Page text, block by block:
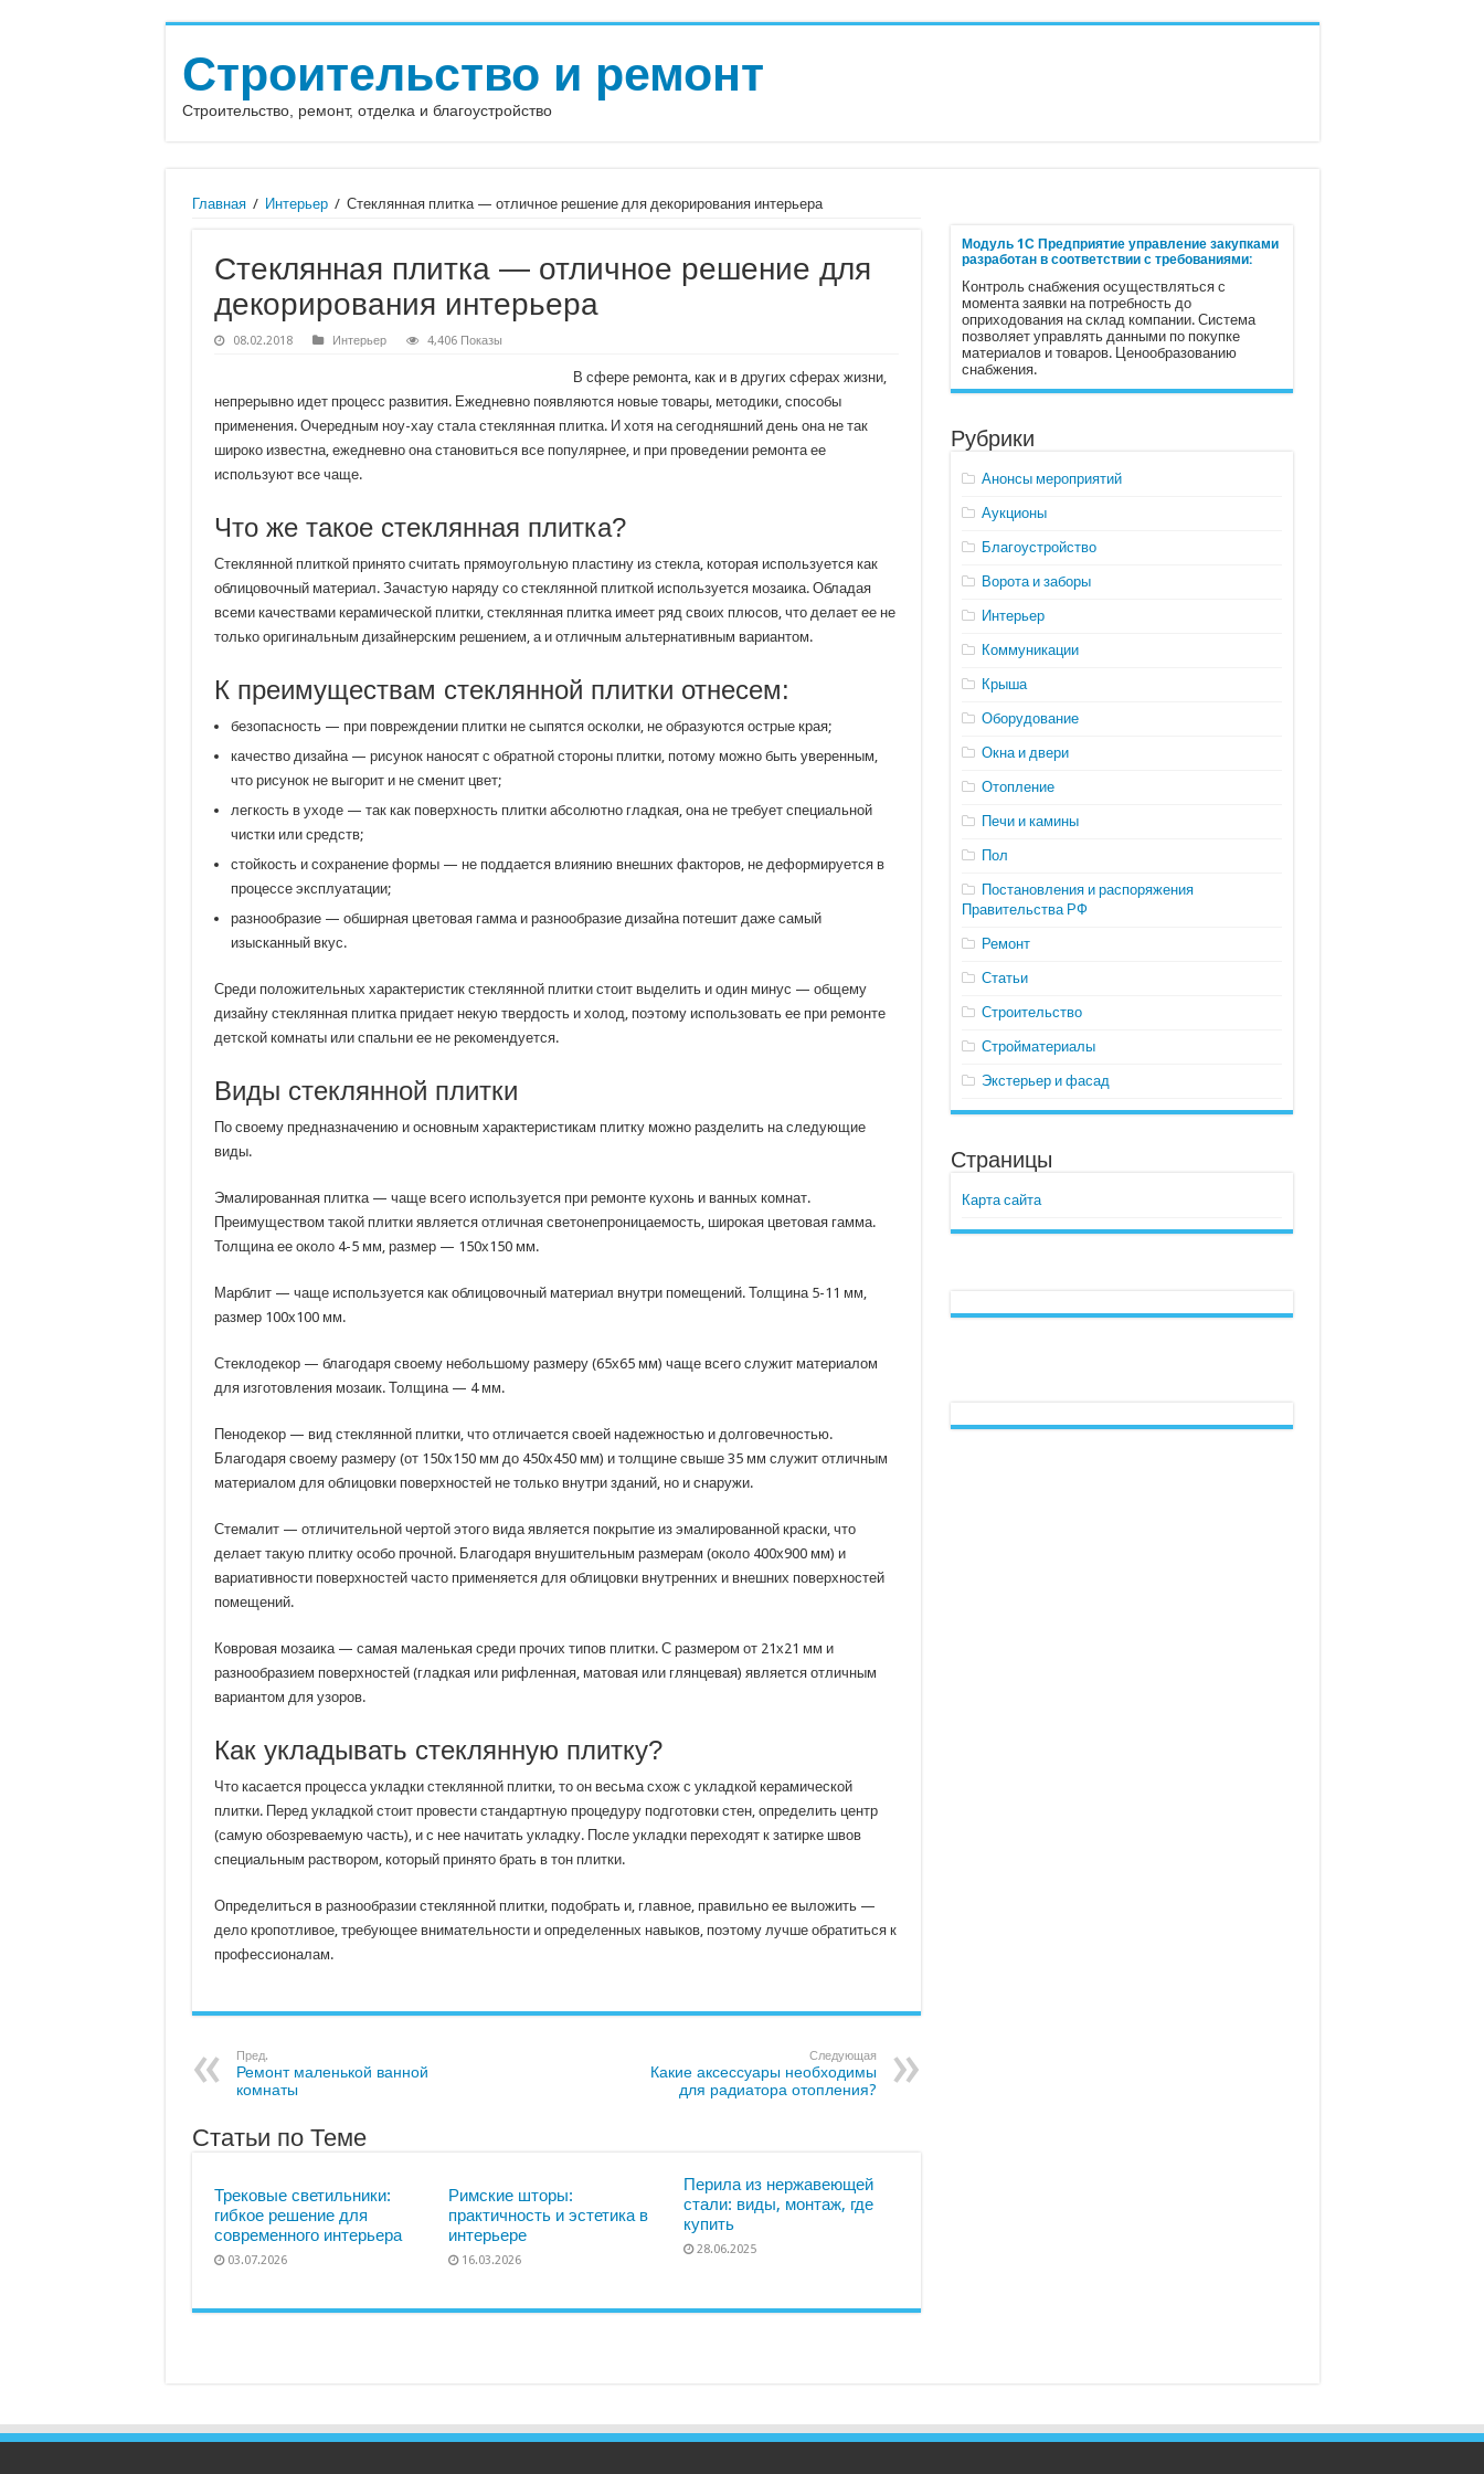
Строительство и ремонт
Строительство, ремонт, отделка и благоустройство
Главная / Интерьер / Стеклянная плитка — отличное решение для декорирования интерьера
Стеклянная плитка — отличное решение для
декорирования интерьера
08.02.2018 Интерьер 4,406 Показы
В сфере ремонта, как и в других сферах жизни,
непрерывно идет процесс развития. Ежедневно появляются новые товары, методики, способы
применения. Очередным ноу-хау стала стеклянная плитка. И хотя на сегодняшний день она не так
широко известна, ежедневно она становиться все популярнее, и при проведении ремонта ее
используют все чаще.
Что же такое стеклянная плитка?
Стеклянной плиткой принято считать прямоугольную пластину из стекла, которая используется как
облицовочный материал. Зачастую наряду со стеклянной плиткой используется мозаика. Обладая
всеми качествами керамической плитки, стеклянная плитка имеет ряд своих плюсов, что делает ее не
только оригинальным дизайнерским решением, а и отличным альтернативным вариантом.
К преимуществам стеклянной плитки отнесем:
безопасность — при повреждении плитки не сыпятся осколки, не образуются острые края;
качество дизайна — рисунок наносят с обратной стороны плитки, потому можно быть уверенным,
что рисунок не выгорит и не сменит цвет;
легкость в уходе — так как поверхность плитки абсолютно гладкая, она не требует специальной
чистки или средств;
стойкость и сохранение формы — не поддается влиянию внешних факторов, не деформируется в
процессе эксплуатации;
разнообразие — обширная цветовая гамма и разнообразие дизайна потешит даже самый
изысканный вкус.
Среди положительных характеристик стеклянной плитки стоит выделить и один минус — общему
дизайну стеклянная плитка придает некую твердость и холод, поэтому использовать ее при ремонте
детской комнаты или спальни ее не рекомендуется.
Виды стеклянной плитки
По своему предназначению и основным характеристикам плитку можно разделить на следующие
виды.
Эмалированная плитка — чаще всего используется при ремонте кухонь и ванных комнат.
Преимуществом такой плитки является отличная светонепроницаемость, широкая цветовая гамма.
Толщина ее около 4-5 мм, размер — 150х150 мм.
Марблит — чаще используется как облицовочный материал внутри помещений. Толщина 5-11 мм,
размер 100х100 мм.
Стеклодекор — благодаря своему небольшому размеру (65х65 мм) чаще всего служит материалом
для изготовления мозаик. Толщина — 4 мм.
Пенодекор — вид стеклянной плитки, что отличается своей надежностью и долговечностью.
Благодаря своему размеру (от 150х150 мм до 450х450 мм) и толщине свыше 35 мм служит отличным
материалом для облицовки поверхностей не только внутри зданий, но и снаружи.
Стемалит — отличительной чертой этого вида является покрытие из эмалированной краски, что
делает такую плитку особо прочной. Благодаря внушительным размерам (около 400х900 мм) и
вариативности поверхностей часто применяется для облицовки внутренних и внешних поверхностей
помещений.
Ковровая мозаика — самая маленькая среди прочих типов плитки. С размером от 21х21 мм и
разнообразием поверхностей (гладкая или рифленная, матовая или глянцевая) является отличным
вариантом для узоров.
Как укладывать стеклянную плитку?
Что касается процесса укладки стеклянной плитки, то он весьма схож с укладкой керамической
плитки. Перед укладкой стоит провести стандартную процедуру подготовки стен, определить центр
(самую обозреваемую часть), и с нее начитать укладку. После укладки переходят к затирке швов
специальным раствором, который принято брать в тон плитки.
Определиться в разнообразии стеклянной плитки, подобрать и, главное, правильно ее выложить —
дело кропотливое, требующее внимательности и определенных навыков, поэтому лучше обратиться к
профессионалам.
Пред.
Ремонт маленькой ванной
комнаты
Следующая
Какие аксессуары необходимы
для радиатора отопления?
Статьи по Теме
Трековые светильники:
гибкое решение для
современного интерьера
03.07.2026
Римские шторы:
практичность и эстетика в
интерьере
16.03.2026
Перила из нержавеющей
стали: виды, монтаж, где
купить
28.06.2025
Модуль 1С Предприятие управление закупками
разработан в соответствии с требованиями:
Контроль снабжения осуществляться с
момента заявки на потребность до
оприходования на склад компании. Система
позволяет управлять данными по покупке
материалов и товаров. Ценообразованию
снабжения.
Рубрики
Анонсы мероприятий
Аукционы
Благоустройство
Ворота и заборы
Интерьер
Коммуникации
Крыша
Оборудование
Окна и двери
Отопление
Печи и камины
Пол
Постановления и распоряжения
Правительства РФ
Ремонт
Статьи
Строительство
Стройматериалы
Экстерьер и фасад
Страницы
Карта сайта